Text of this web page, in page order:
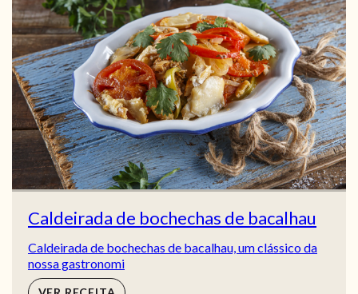
Caldeirada de bochechas de bacalhau
Caldeirada de bochechas de bacalhau, um clássico da
nossa gastronomi